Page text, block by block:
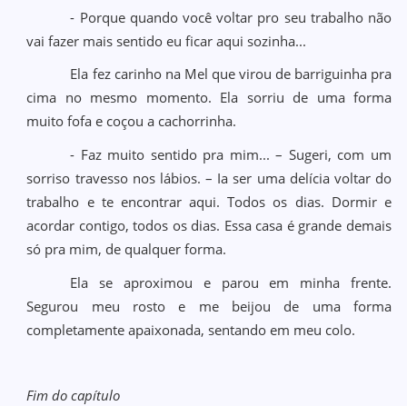
- Porque quando você voltar pro seu trabalho não
vai fazer mais sentido eu ficar aqui sozinha...
Ela fez carinho na Mel que virou de barriguinha pra
cima no mesmo momento. Ela sorriu de uma forma
muito fofa e coçou a cachorrinha.
- Faz muito sentido pra mim... – Sugeri, com um
sorriso travesso nos lábios. – Ia ser uma delícia voltar do
trabalho e te encontrar aqui. Todos os dias. Dormir e
acordar contigo, todos os dias. Essa casa é grande demais
só pra mim, de qualquer forma.
Ela se aproximou e parou em minha frente.
Segurou meu rosto e me beijou de uma forma
completamente apaixonada, sentando em meu colo.
Fim do capítulo